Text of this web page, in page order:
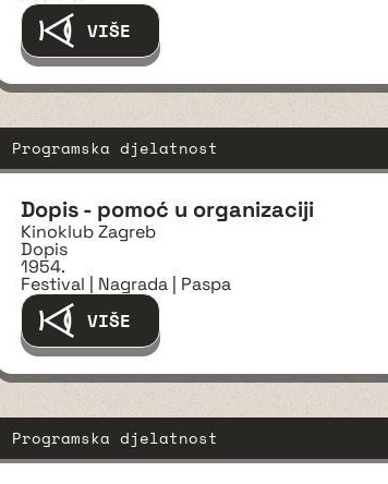
VIŠE
Programska djelatnost
Dopis - pomoć u organizaciji
Kinoklub Zagreb
Dopis
1954.
Festival | Nagrada | Paspa
VIŠE
Programska djelatnost